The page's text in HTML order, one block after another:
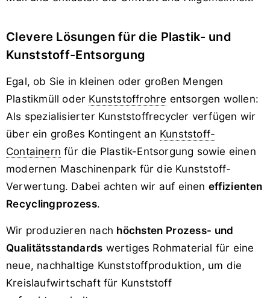
Clevere Lösungen für die Plastik- und
Kunststoff-Entsorgung
Egal, ob Sie in kleinen oder großen Mengen
Plastikmüll oder Kunststoffrohre entsorgen wollen:
Als spezialisierter Kunststoffrecycler verfügen wir
über ein großes Kontingent an Kunststoff-
Containern für die Plastik-Entsorgung sowie einen
modernen Maschinenpark für die Kunststoff-
Verwertung. Dabei achten wir auf einen effizienten
Recyclingprozess.
Wir produzieren nach höchsten Prozess- und
Qualitätsstandards wertiges Rohmaterial für eine
neue, nachhaltige Kunststoffproduktion, um die
Kreislaufwirtschaft für Kunststoff